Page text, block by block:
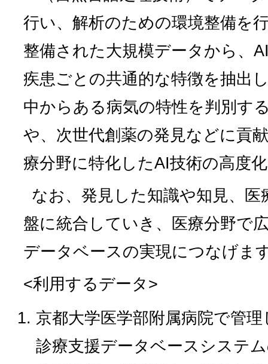
行い、解析のための環境整備を
整備された大規模データから、
疾患ごとの共通的な特徴を抽出
中からある病気の特性を判別す
や、次世代創薬の発見などに貢
療分野に特化したAI技術の高度
なお、発見した知識や知見、
盤に統合していき、医療分野で
データベースの実現につなげま
<利用するデータ>
京都大学医学部附属病院で管
診療支援データベースシステ